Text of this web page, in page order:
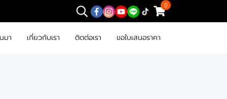
0
มา เกี่ยวกับเรา ติดต่อเรา ขอใบเสนอราคา